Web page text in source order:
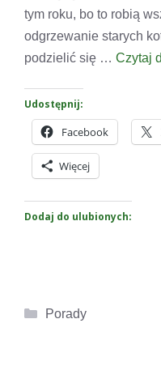
tym roku, bo to robią
odgrzewanie starych
podzielić się … Czytaj
Udostępnij:
Facebook
Więcej
Dodaj do ulubionych:
Kategorie
Porady